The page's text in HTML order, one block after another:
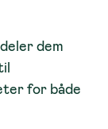
dem
for både